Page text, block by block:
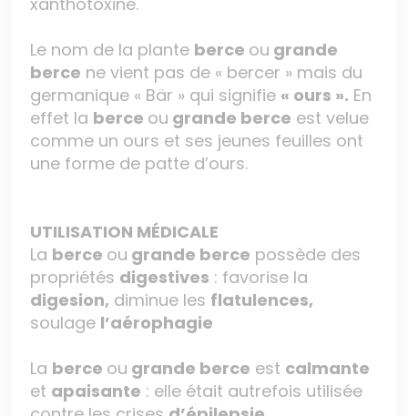
Le nom de la plante berce ou grande
berce ne vient pas de « bercer » mais du
germanique « Bär » qui signifie « ours ». En
effet la berce ou grande berce est velue
comme un ours et ses jeunes feuilles ont
une forme de patte d’ours.
UTILISATION MÉDICALE
La berce ou grande berce possède des
propriétés digestives : favorise la
digesion, diminue les flatulences,
soulage l’aérophagie
La berce ou grande berce est calmante
et apaisante : elle était autrefois utilisée